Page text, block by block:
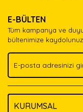
Ürün
Ürün bilgilerinde
Ürün fiyatı diğer
Bu ürüne benzer
E-BÜLTEN
Tüm kampanya ve
bültenimize kaydolunuz.
KURUMSAL